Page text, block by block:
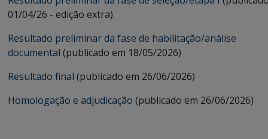
01/04/26 - edição extra)
Resultado preliminar da fase de habilitação/análise
documental (publicado em 18/05/2026)
Resultado final (publicado em 26/06/2026)
Homologação e adjudicação (publicado em 26/06/2026)